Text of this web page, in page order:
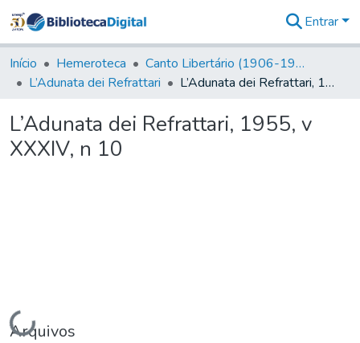
&
Coleções
Tudo na
Digital
Entrar
Início Hemeroteca
Canto Libertário (1906-1995)
L’Adunata dei Refrattari
L’Adunata dei Refrattari, 1955, v XXXIV, n 10
L’Adunata dei Refrattari, 1955, v
XXXIV, n 10
Carregando...
Arquivos